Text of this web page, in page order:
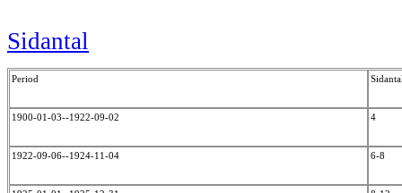
Sidantal
Period
1900-01-03--1922-09-02 4
1922-09-06--1924-11-04 6-8